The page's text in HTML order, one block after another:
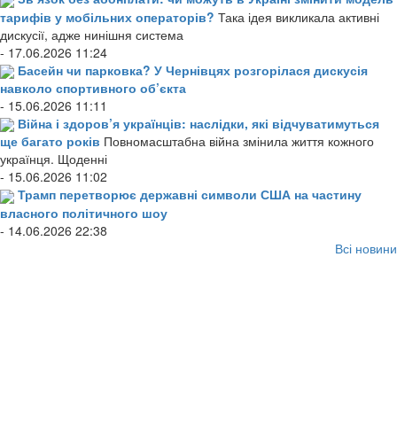
тарифів у мобільних операторів? Така ідея викликала активні
дискусії, адже нинішня система
- 17.06.2026 11:24
Басейн чи парковка? У Чернівцях розгорілася дискусія
навколо спортивного об’єкта
- 15.06.2026 11:11
Війна і здоров’я українців: наслідки, які відчуватимуться
ще багато років Повномасштабна війна змінила життя кожного
українця. Щоденні
- 15.06.2026 11:02
Трамп перетворює державні символи США на частину
власного політичного шоу
- 14.06.2026 22:38
Всі новини